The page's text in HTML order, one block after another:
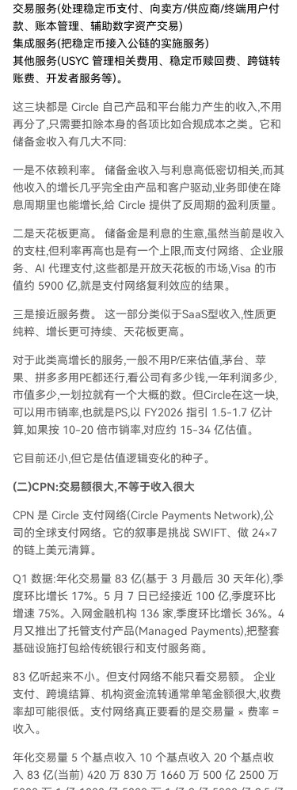
交易服务(处理稳定币支付、向卖方/供应商/终端用户付
款、账本管理、辅助数字资产交易)
集成服务(把稳定币接入公链的实施服务)
其他服务(USYC 管理相关费用、稳定币赎回费、跨链转
账费、开发者服务等)。
这三块都是 Circle 自己产品和平台能力产生的收入,不用
再分了,只需要扣除本身的各项比如合规成本之类。它和
储备金收入有几大不同:
一是不依赖利率。 储备金收入与利息高低密切相关,而其
他收入的增长几乎完全由产品和客户驱动,业务即使在降
息周期里也能增长,给 Circle 提供了反周期的盈利质量。
二是天花板更高。 储备金是利息的生意,虽然当前是收入
的支柱,但利率再高也是有一个上限,而支付网络、企业服
务、AI 代理支付,这些都是开放天花板的市场,Visa 的市
值约 5900 亿,就是支付网络复利效应的结果。
三是接近服务费。 这一部分类似于SaaS型收入,性质更
纯粹、增长更可持续、天花板更高。
对于此类高增长的服务,一般不用P/E来估值,茅台、苹
果、拼多多用PE都还行,看公司有多少钱,一年利润多少,
市值多少,一划拉就有一个大概的数。但Circle在这一块,
可以用市销率,也就是PS,以 FY2026 指引 1.5-1.7 亿计
算,如果按 10-20 倍市销率,对应约 15-34 亿估值。
它目前还小,但它是估值逻辑变化的种子。
(二)CPN:交易额很大,不等于收入很大
CPN 是 Circle 支付网络(Circle Payments Network),公
司的全球支付网络。它的叙事是挑战 SWIFT、做 24×7
的链上美元清算。
Q1 数据:年化交易量 83 亿(基于 3 月最后 30 天年化),季
度环比增长 17%。5 月 7 日已经接近 100 亿,季度环比
增速 75%。入网金融机构 136 家,季度环比增长 36%。4
月又推出了托管支付产品(Managed Payments),把整套
基础设施打包给传统银行和支付服务商。
83 亿听起来不小。但支付网络不能只看交易额。 企业
支付、跨境结算、机构资金流转通常单笔金额很大,收费
率却可能很低。支付网络真正要看的是交易量 × 费率 =
收入。
年化交易量 5 个基点收入 10 个基点收入 20 个基点收
入 83 亿(当前) 420 万 830 万 1660 万 500 亿 2500 万